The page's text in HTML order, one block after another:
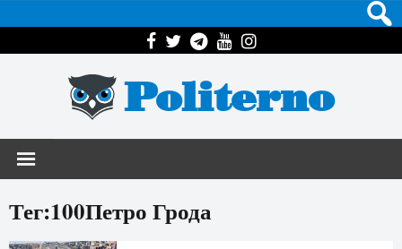
Politerno
Тег:100Петро Грода